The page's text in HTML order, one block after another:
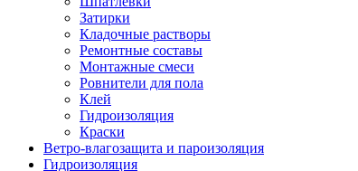
Затирки
Кладочные растворы
Ремонтные составы
Монтажные смеси
Ровнители для пола
Клей
Гидроизоляция
Краски
Ветро-влагозащита и пароизоляция
Гидроизоляция